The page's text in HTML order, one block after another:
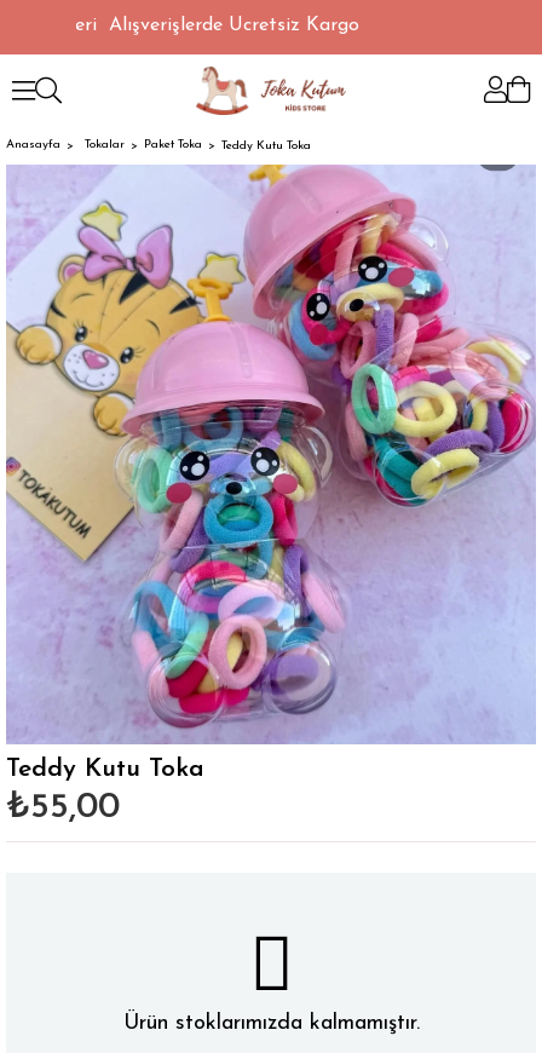
Üzeri Alışverişlerde Ücretsiz Kargo
Anasayfa Tokalar Paket Toka Teddy Kutu Toka
Teddy Kutu Toka
₺55,00
Ürün stoklarımızda kalmamıştır.